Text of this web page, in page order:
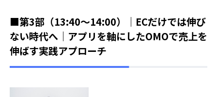
■第3部（13:40～14:00）｜ECだけでは伸び
ない時代へ｜アプリを軸にしたOMOで売上を
伸ばす実践アプローチ